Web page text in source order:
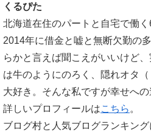
くるぴた
北海道在住のパートと自宅で働く
2014年に借金と嘘と無断欠勤の
らかと言えば聞こえがいいけど
は牛のようにのろく、隠れオタ
大好き。そんな私ですが幸せへの
詳しいプロフィールはこちら 。
ブログ村と人気ブログランキング